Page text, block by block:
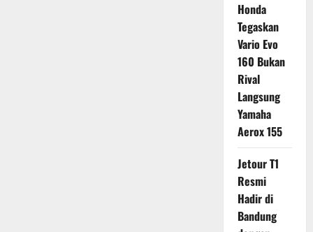
Honda
Tegaskan
Vario Evo
160 Bukan
Rival
Langsung
Yamaha
Aerox 155
Jetour T1
Resmi
Hadir di
Bandung